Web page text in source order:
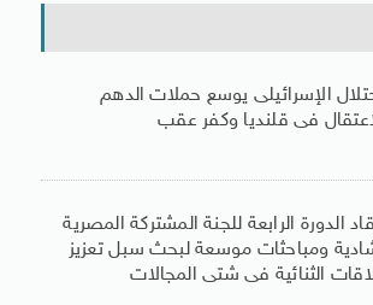
الإسرائيلى يوسع حملات الدهم
فى قلنديا وكفر عقب
الدورة الرابعة للجنة المشتركة المصرية
ومباحثات موسعة لبحث سبل تعزيز
الثنائية فى شتى المجالات